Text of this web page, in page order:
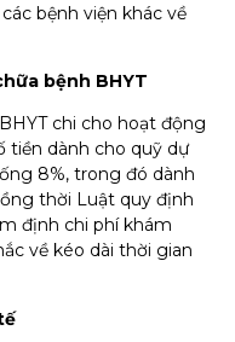
bệnh viện khác về
bệnh BHYT
chi cho hoạt động
tiền dành cho quỹ dự
8%, trong đó dành
thời Luật quy định
định chi phí khám
về kéo dài thời gian